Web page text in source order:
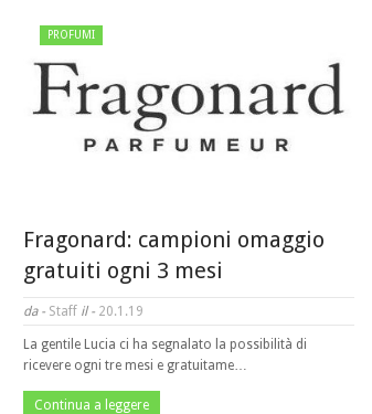
PROFUMI
Fragonard: campioni omaggio
gratuiti ogni 3 mesi
da - Staff il - 20.1.19
La gentile Lucia ci ha segnalato la possibilità di
ricevere ogni tre mesi e gratuitame…
Continua a leggere